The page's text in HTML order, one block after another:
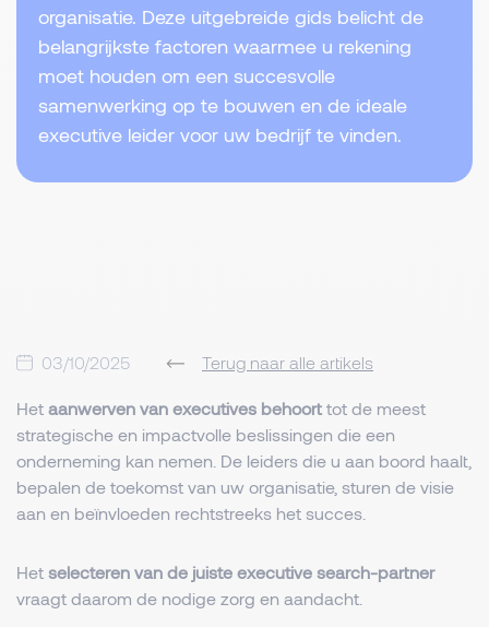
organisatie. Deze uitgebreide gids belicht de
belangrijkste factoren waarmee u rekening
moet houden om een succesvolle
samenwerking op te bouwen en de ideale
executive leider voor uw bedrijf te vinden.
03/10/2025 Terug naar alle artikels
Het aanwerven van executives behoort tot de meest
strategische en impactvolle beslissingen die een
onderneming kan nemen. De leiders die u aan boord haalt,
bepalen de toekomst van uw organisatie, sturen de visie
aan en beïnvloeden rechtstreeks het succes.
Het selecteren van de juiste executive search-partner
vraagt daarom de nodige zorg en aandacht.